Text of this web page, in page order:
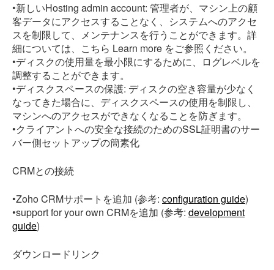
•新しいHosting admin account: 管理者が、マシン上の顧
客データにアクセスすることなく、システムへのアクセ
スを制限して、メンテナンスを行うことができます。詳
細については、こちら Learn more をご参照ください。
•ディスクの使用量を最小限にするために、ログレベルを
調整することができます。
•ディスクスペースの保護: ディスクの空き容量が少なく
なってきた場合に、ディスクスペースの使用を制限し、
マシンへのアクセスができなくなることを防ぎます。
•クライアントへの安全な接続のためのSSL証明書のサー
バー側セットアップの簡素化
CRMとの接続
•Zoho CRMサポートを追加 (参考: configuration guide)
•support for your own CRMを追加 (参考: development
guide)
ダウンロードリンク